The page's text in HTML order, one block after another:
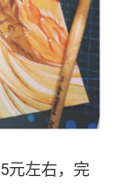
元左右，完